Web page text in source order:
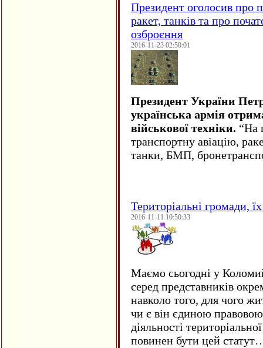
Президент оголосив про
ракет, танків та про
озброєння
2016-11-23 02:50:01
Президент України
українська армія
військової техніки. “На
транспортну авіацію,
танки, БМП,
Територіальні громади,
2016-11-11 10:50:33
Маємо сьогодні у
серед представників
навколо того, для чого
чи є він єдиною
діяльності
повинен бути цей